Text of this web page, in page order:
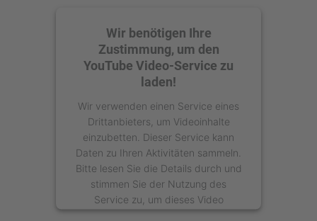
Wir benötigen Ihre
Zustimmung, um den
YouTube Video-Service zu
laden!
Wir verwenden einen Service eines
Drittanbieters, um Videoinhalte
einzubetten. Dieser Service kann
Daten zu Ihren Aktivitäten sammeln.
Bitte lesen Sie die Details durch und
stimmen Sie der Nutzung des
Service zu, um dieses Video
anzusehen.